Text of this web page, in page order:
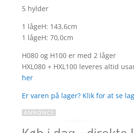
som
baseret på
kundebedøm
5 hylder
1 lågeH: 143,6cm
1 lågeH: 70,0cm
H080 og H100 er med 2 låger
HXL080 + HXL100 leveres altid
her
Er varen på lager? Klik for at se